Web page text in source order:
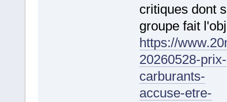
critiques dont
groupe fait
https://
20260528-prix-
carburants-
accuse-etre-